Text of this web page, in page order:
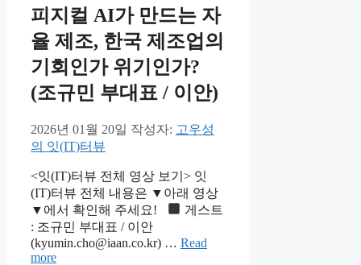
피지컬 AI가 만드는 자
율 제조, 한국 제조업의
기회인가 위기인가?
(조규민 부대표 / 이안)
2026년 01월 20일 작성자: 고우성
의 잇(IT)터뷰
<잇(IT)터뷰 전체 영상 보기> 잇
(IT)터뷰 전체 내용은 ▼아래 영상
▼에서 확인해 주세요!
게스트
: 조규민 부대표 / 이안
(kyumin.cho@iaan.co.kr) … Read
more